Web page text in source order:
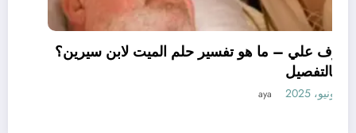
تعرف علي – ما هو تفسير حلم الميت لابن سيرين؟
– بالتفصيل
11 يونيو، 2025